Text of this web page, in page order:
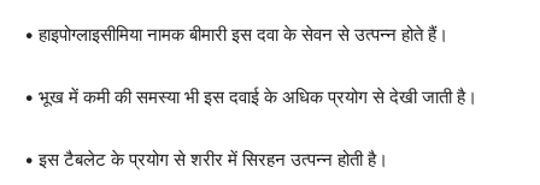
• हाइपोग्लाइसीमिया नामक बीमारी इस दवा के सेवन से उत्पन्न होते हैं।
• भूख में कमी की समस्या भी इस दवाई के अधिक प्रयोग से देखी जाती है।
• इस टैबलेट के प्रयोग से शरीर में सिरहन उत्पन्न होती है।